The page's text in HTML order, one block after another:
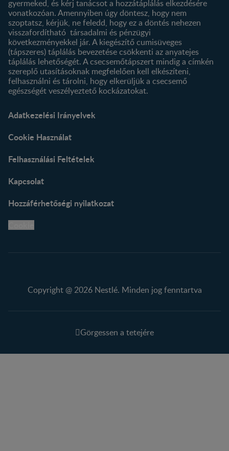
gyermeked, és kérj tanácsot a hozzátáplálás elkezdésére
vonatkozóan. Amennyiben úgy döntesz, hogy nem
szoptatsz, kérjük, ne feledd, hogy ez a döntés nehezen
visszafordítható társadalmi és pénzügyi
következményekkel jár. A kiegészítő cumisüveges
(tápszeres) táplálás bevezetése csökkenti az anyatejes
táplálás lehetőségét. A csecsemőtápszert mindig a címkén
szereplő utasításoknak megfelelően kell elkészíteni,
felhasználni és tárolni, hogy elkerüljük a csecsemő
egészségét veszélyeztető kockázatokat.
Adatkezelési Irányelvek
Cookie Használat
Felhasználási Feltételek
Kapcsolat
Hozzáférhetőségi nyilatkozat
Copyright @ 2026 Nestlé. Minden jog fenntartva
Görgessen a tetejére